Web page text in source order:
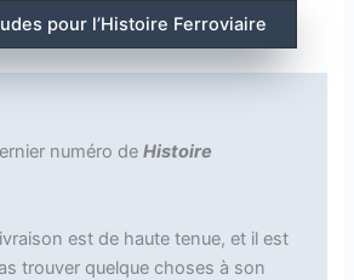
pour l’Histoire Ferroviaire
numéro de Histoire
est de haute tenue, et il est
trouver quelque choses à son